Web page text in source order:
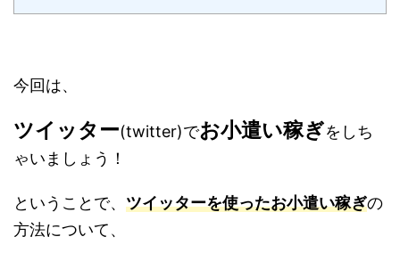
今回は、
ツイッター(twitter)でお小遣い稼ぎをしち
ゃいましょう！
ということで、 ツイッターを使ったお小遣い稼ぎの
方法について、